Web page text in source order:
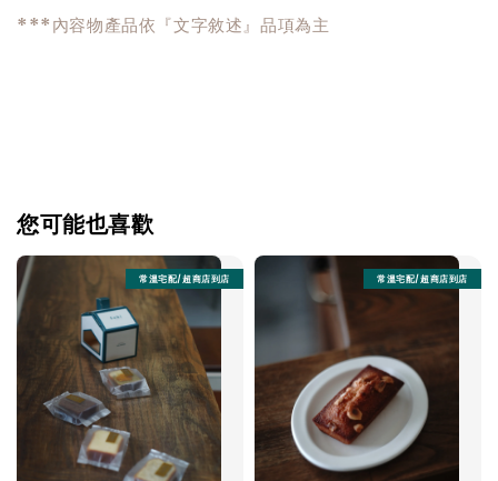
***內容物產品依『文字敘述』品項為主
您可能也喜歡
常溫宅配/超商店到店 常溫宅配/超商店到店